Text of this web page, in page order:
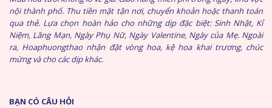
nội thành phố. Thu tiền mặt tận nơi, chuyển khoản hoặc thanh toán
qua thẻ. Lựa chọn hoàn hảo cho những dịp đặc biệt: Sinh Nhật, Kỉ
Niệm, Lãng Mạn, Ngày Phụ Nữ, Ngày Valentine, Ngày của Mẹ. Ngoài
ra, Hoaphuongthao nhận đặt vòng hoa, kệ hoa khai trương, chúc
mừng và cho các dịp khác.
BẠN CÓ CÂU HỎI